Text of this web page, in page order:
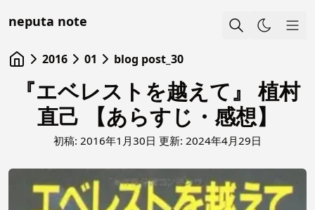
neputa note
2016
01 blog post_30
『エベレストを越えて』 植村
直己 【あらすじ・感想】
初稿: 2016年1月30日 更新: 2024年4月29日